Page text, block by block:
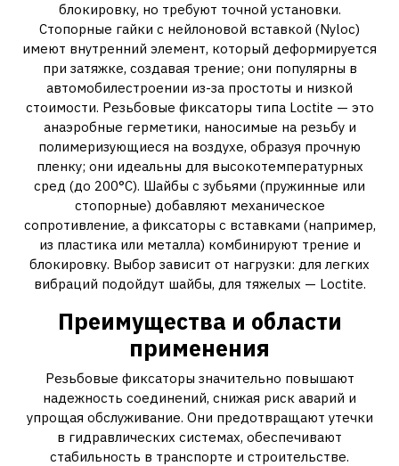
блокировку, но требуют точной установки.
Стопорные гайки с нейлоновой вставкой (Nyloc)
имеют внутренний элемент, который деформируется
при затяжке, создавая трение; они популярны в
автомобилестроении из-за простоты и низкой
стоимости. Резьбовые фиксаторы типа Loctite — это
анаэробные герметики, наносимые на резьбу и
полимеризующиеся на воздухе, образуя прочную
пленку; они идеальны для высокотемпературных
сред (до 200°C). Шайбы с зубьями (пружинные или
стопорные) добавляют механическое
сопротивление, а фиксаторы с вставками (например,
из пластика или металла) комбинируют трение и
блокировку. Выбор зависит от нагрузки: для легких
вибраций подойдут шайбы, для тяжелых — Loctite.
Преимущества и области
применения
Резьбовые фиксаторы значительно повышают
надежность соединений, снижая риск аварий и
упрощая обслуживание. Они предотвращают утечки
в гидравлических системах, обеспечивают
стабильность в транспорте и строительстве.